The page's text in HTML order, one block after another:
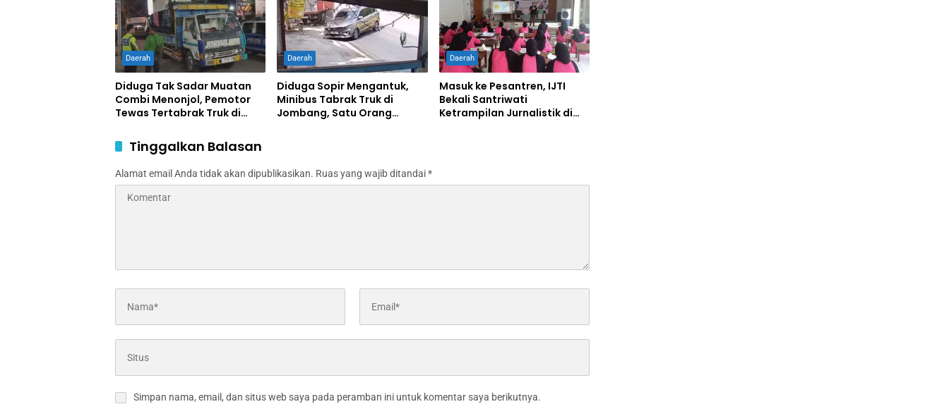
Daerah
Diduga Tak Sadar Muatan
Combi Menonjol, Pemotor
Tewas Tertabrak Truk di
Daerah
Diduga Sopir Mengantuk,
Minibus Tabrak Truk di
Jombang, Satu Orang
Daerah
Masuk ke Pesantren, IJTI
Bekali Santriwati
Ketrampilan Jurnalistik di
Tinggalkan Balasan
Alamat email Anda tidak akan dipublikasikan. Ruas yang wajib ditandai*
Simpan nama, email, dan situs web saya pada peramban ini untuk komentar saya berikutnya.